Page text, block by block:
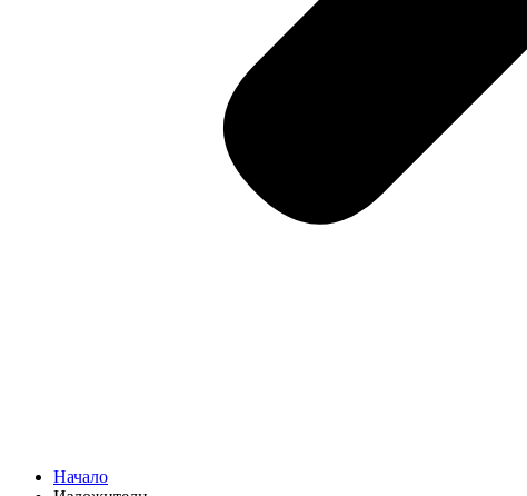
Начало